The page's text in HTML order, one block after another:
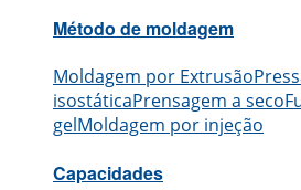
Método de moldagem
Moldagem por Extrusão
isostáticaPrensagem a seco
gelMoldagem por injeção
Capacidades